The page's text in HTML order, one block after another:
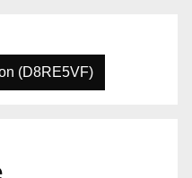
(D8RE5VF)